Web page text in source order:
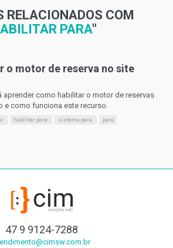
RELACIONADOS COM
PARA"
o motor de reserva no site
aprender como habilitar o motor de reservas
e como funciona este recurso.
habilitar para sistema para para
47 9 9124-7288